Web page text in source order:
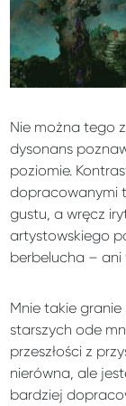
Nie można tego
dysonans
poziomie.
dopracowanymi
gustu, a wręcz
artystowskiego
berbelucha – ani
Mnie takie
starszych ode
przeszłości z
nierówna, ale
bardziej